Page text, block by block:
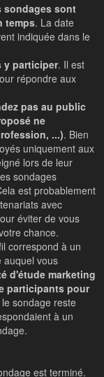
sondages sont
temps. La date
indiquée dans le
y participer. Il est
répondre aux
pas au public
ne
...). Bien
uniquement aux
lors de leur
sondages
est probablement
avec
éviter de vous
chance.
correspond à un
auquel vous
d'étude marketing
participants pour
sondage reste
à un
est terminé.